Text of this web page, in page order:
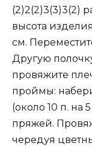
(2)2(2)3(3)3(2)
высота
см.
Другую
провяжите
проймы:
(около 10 п. на
пряжей.
чередуя